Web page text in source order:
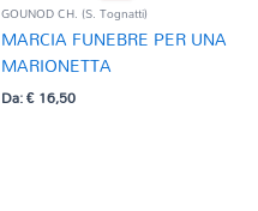
GOUNOD CH. (S. Tognatti)
MARCIA FUNEBRE PER UNA
MARIONETTA
Da:€16,50